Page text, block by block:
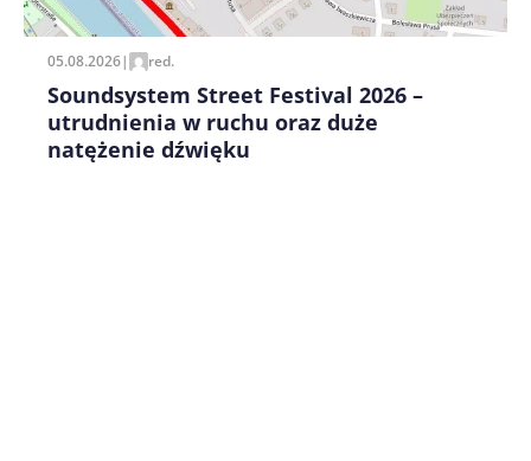
05.08.2026| red.
Soundsystem Street Festival 2026 –
utrudnienia w ruchu oraz duże
natężenie dźwięku